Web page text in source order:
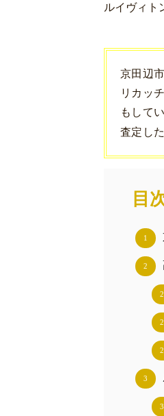
ルイヴィト
京田辺
リカッ
もして
査定し
目
1
2
3